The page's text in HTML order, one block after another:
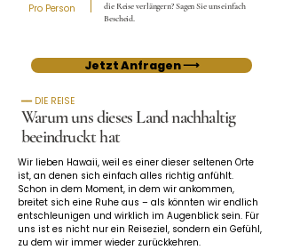
Pro Person
die Reise verlängern? Sagen Sie uns einfach
Bescheid.
Jetzt Anfragen ⟶
━━ DIE REISE
Warum uns dieses Land nachhaltig
beeindruckt hat
Wir lieben Hawaii, weil es einer dieser seltenen Orte
ist, an denen sich einfach alles richtig anfühlt.
Schon in dem Moment, in dem wir ankommen,
breitet sich eine Ruhe aus – als könnten wir endlich
entschleunigen und wirklich im Augenblick sein. Für
uns ist es nicht nur ein Reiseziel, sondern ein Gefühl,
zu dem wir immer wieder zurückkehren.